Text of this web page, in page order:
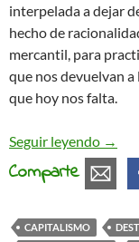
interpelada a dejar
hecho de
mercantil, para
que nos devuelvan
que hoy nos falta.
Seguir leyendo El
→
Comparte
CAPITALISMO